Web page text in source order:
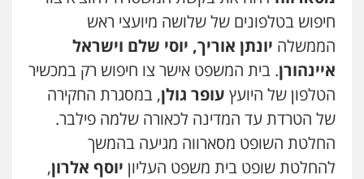
עו"ד תמיר סולומון
פלילי כלכלי מיסים הלבנת הון
0528758840
דוד אפרים משרד עורכי דין
פלילי צווארון לבן מס הכנסה מע"מ
0506209859
חיפוש בטלפונים של שלושה מיועצי ראש
הממשלה יונתן אוריך, יוסי שלם וישראל
איינהורן. בית המשפט אישר צו חיפוש רק במכשיר
הטלפון של היועץ עופר גולן, במסגרת החקירה
של הטרדת עד המדינה לכאורה שלמה פילבר.
החלטת השופט מסארווה מגיעה בהמשך
להחלטת שופט בית משפט העליון יוסף אלרון,